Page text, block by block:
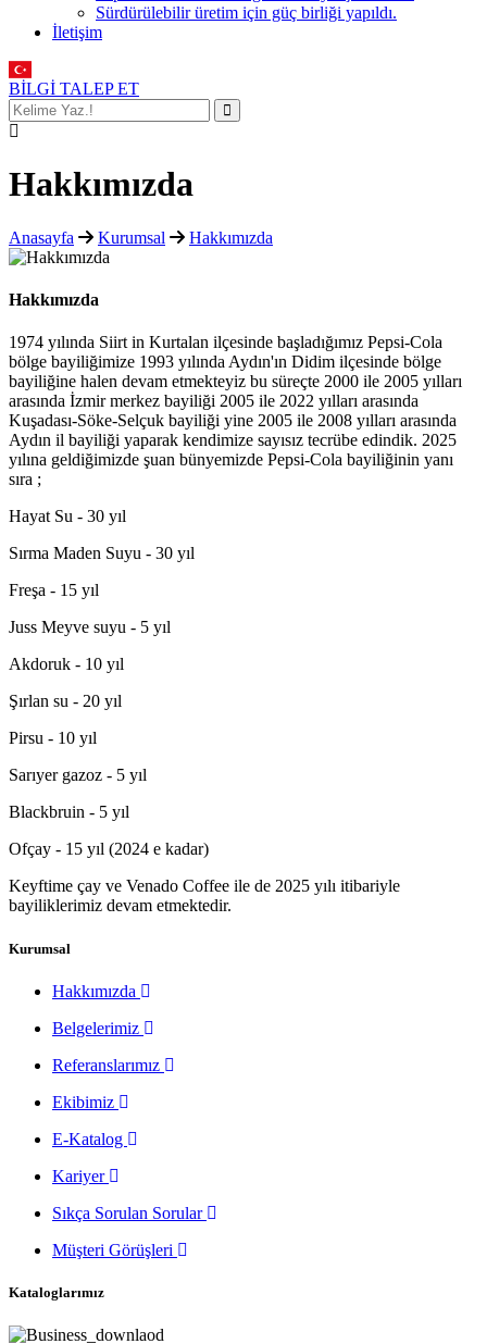
Sürdürülebilir üretim için güç birliği yapıldı.
İletişim
BİLGİ TALEP ET
Hakkımızda
Anasayfa Kurumsal Hakkımızda
Hakkımızda
1974 yılında Siirt in Kurtalan ilçesinde başladığımız Pepsi-Cola
bölge bayiliğimize 1993 yılında Aydın'ın Didim ilçesinde bölge
bayiliğine halen devam etmekteyiz bu süreçte 2000 ile 2005 yılları
arasında İzmir merkez bayiliği 2005 ile 2022 yılları arasında
Kuşadası-Söke-Selçuk bayiliği yine 2005 ile 2008 yılları arasında
Aydın il bayiliği yaparak kendimize sayısız tecrübe edindik. 2025
yılına geldiğimizde şuan bünyemizde Pepsi-Cola bayiliğinin yanı
sıra ;
Hayat Su - 30 yıl
Sırma Maden Suyu - 30 yıl
Freşa - 15 yıl
Juss Meyve suyu - 5 yıl
Akdoruk - 10 yıl
Şırlan su - 20 yıl
Pirsu - 10 yıl
Sarıyer gazoz - 5 yıl
Blackbruin - 5 yıl
Ofçay - 15 yıl (2024 e kadar)
Keyftime çay ve Venado Coffee ile de 2025 yılı itibariyle
bayiliklerimiz devam etmektedir.
Kurumsal
Hakkımızda
Belgelerimiz
Referanslarımız
Ekibimiz
E-Katalog
Kariyer
Sıkça Sorulan Sorular
Müşteri Görüşleri
Kataloglarımız